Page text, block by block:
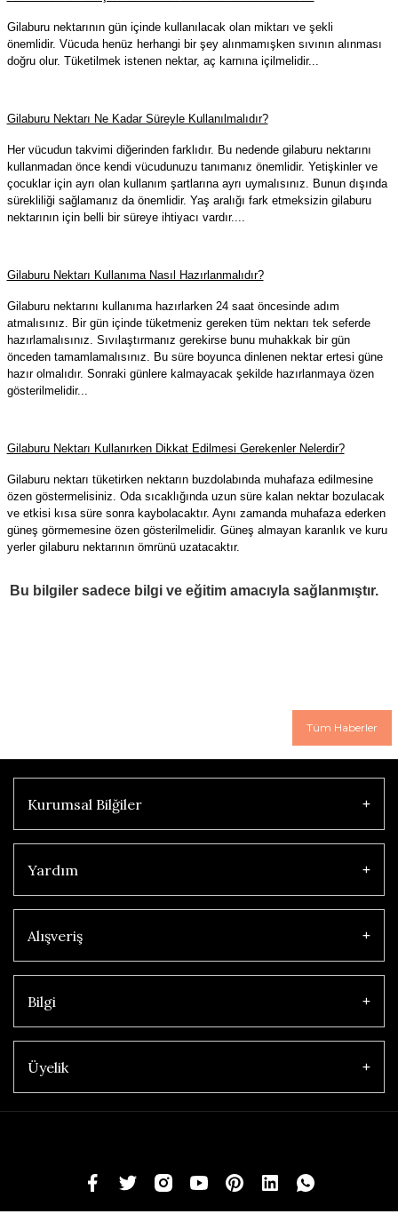
Gilaburu nektarının gün içinde kullanılacak olan miktarı ve şekli
önemlidir. Vücuda henüz herhangi bir şey alınmamışken sıvının alınması
doğru olur. Tüketilmek istenen nektar, aç karnına içilmelidir...
Gilaburu Nektarı Ne Kadar Süreyle Kullanılmalıdır?
Her vücudun takvimi diğerinden farklıdır. Bu nedende gilaburu nektarını
kullanmadan önce kendi vücudunuzu tanımanız önemlidir. Yetişkinler ve
çocuklar için ayrı olan kullanım şartlarına ayrı uymalısınız. Bunun dışında
sürekliliği sağlamanız da önemlidir. Yaş aralığı fark etmeksizin gilaburu
nektarının için belli bir süreye ihtiyacı vardır....
Gilaburu Nektarı Kullanıma Nasıl Hazırlanmalıdır?
Gilaburu nektarını kullanıma hazırlarken 24 saat öncesinde adım
atmalısınız. Bir gün içinde tüketmeniz gereken tüm nektarı tek seferde
hazırlamalısınız. Sıvılaştırmanız gerekirse bunu muhakkak bir gün
önceden tamamlamalısınız. Bu süre boyunca dinlenen nektar ertesi güne
hazır olmalıdır. Sonraki günlere kalmayacak şekilde hazırlanmaya özen
gösterilmelidir...
Gilaburu Nektarı Kullanırken Dikkat Edilmesi Gerekenler Nelerdir?
Gilaburu nektarı tüketirken nektarın buzdolabında muhafaza edilmesine
özen göstermelisiniz. Oda sıcaklığında uzun süre kalan nektar bozulacak
ve etkisi kısa süre sonra kaybolacaktır. Aynı zamanda muhafaza ederken
güneş görmemesine özen gösterilmelidir. Güneş almayan karanlık ve kuru
yerler gilaburu nektarının ömrünü uzatacaktır.
Bu bilgiler sadece bilgi ve eğitim amacıyla sağlanmıştır.
Tüm Haberler
Kurumsal Bilğiler
Yardım
Alışveriş
Bilgi
Üyelik